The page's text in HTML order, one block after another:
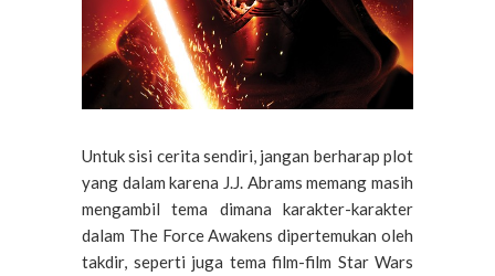
Untuk sisi cerita sendiri, jangan berharap plot
yang dalam karena J.J. Abrams memang masih
mengambil tema dimana karakter-karakter
dalam The Force Awakens dipertemukan oleh
takdir, seperti juga tema film-film Star Wars